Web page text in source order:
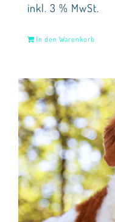
inkl. 3 % MwSt.
In den Warenkorb